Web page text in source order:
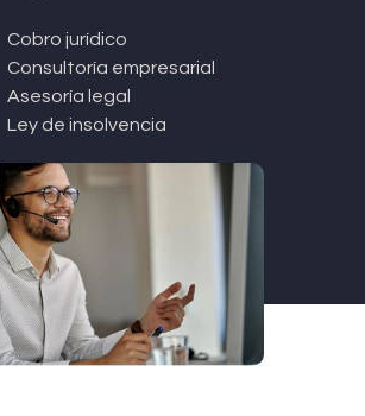
Cobro jurídico
Consultoría empresarial
Asesoría legal
Ley de insolvencia